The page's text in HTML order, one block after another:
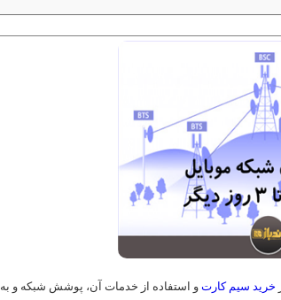
خرید سیم کارت و استفاده از خدمات آن، پوشش شبکه و به